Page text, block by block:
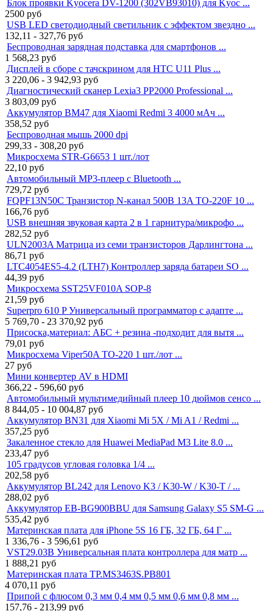
Блок проявки Kyocera DV-1200 (302VB93010) для Kyoc ...
2500 руб
USB LED светодиодный светильник с эффектом звездно ...
132,11 - 327,76 руб
Беспроводная зарядная подставка для смартфонов ...
1 568,23 руб
Дисплей в сборе с тачскрином для HTC U11 Plus ...
3 220,06 - 3 942,93 руб
Диагностический сканер Lexia3 PP2000 Professional ...
3 803,09 руб
Аккумулятор BM47 для Xiaomi Redmi 3 4000 мАч ...
358,52 руб
Беспроводная мышь 2000 dpi
299,33 - 308,20 руб
Микросхема STR-G6653 1 шт./лот
22,10 руб
Автомобильный MP3-плеер с Bluetooth ...
729,72 руб
FQPF13N50C Транзистор N-канал 500В 13A TO-220F 10 ...
166,76 руб
USB внешняя звуковая карта 2 в 1 гарнитура/микрофо ...
282,52 руб
ULN2003A Матрица из семи транзисторов Дарлингтона ...
86,71 руб
LTC4054ES5-4.2 (LTH7) Контроллер заряда батареи SO ...
44,39 руб
Микросхема SST25VF010A SOP-8
21,59 руб
Superpro 610 P Универсальный программатор с адапте ...
5 769,70 - 23 370,92 руб
Присоска,материал: АБС + резина -подходит для вытя ...
79,01 руб
Микросхема Viper50A TO-220 1 шт./лот ...
27 руб
Мини конвертер AV в HDMI
366,22 - 596,60 руб
Автомобильный мультимедийный плеер 10 дюймов сенсо ...
8 844,05 - 10 004,87 руб
Аккумулятор BN31 для Xiaomi Mi 5X / Mi A1 / Redmi ...
357,25 руб
Закаленное стекло для Huawei MediaPad M3 Lite 8.0 ...
233,47 руб
105 градусов угловая головка 1/4 ...
202,58 руб
Аккумулятор BL242 для Lenovo K3 / K30-W / K30-T / ...
288,02 руб
Аккумулятор EB-BG900BBU для Samsung Galaxy S5 SM-G ...
535,42 руб
Материнская плата для iPhone 5S 16 ГБ, 32 ГБ, 64 Г ...
1 336,76 - 3 596,61 руб
VST29.03B Универсальная плата контроллера для матр ...
1 888,21 руб
Материнская плата TP.MS3463S.PB801
4 070,11 руб
Припой с флюсом 0,3 мм 0,4 мм 0,5 мм 0,6 мм 0,8 мм ...
157,76 - 213,99 руб